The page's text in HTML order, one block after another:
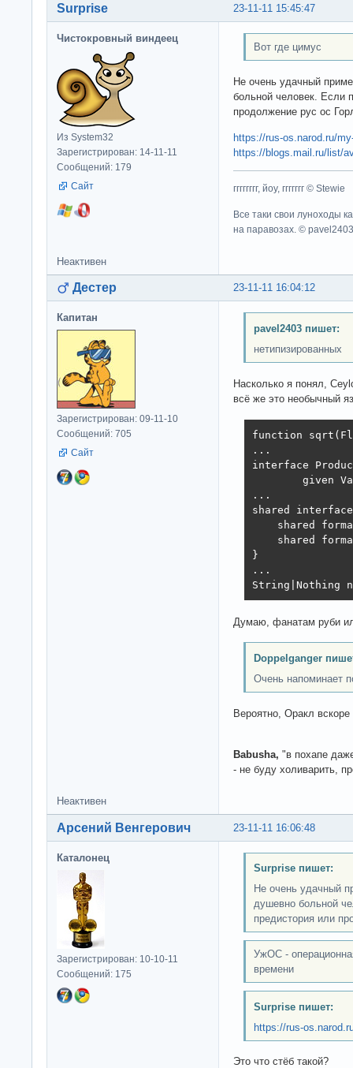
23-11-11 15:45:47
Surprise
Чистокровный виндеец
Из System32
Зарегистрирован: 14-11-11
Сообщений: 179
Сайт
Вот где цимус
Не очень удачный
больной человек. Если
продолжение рус ос
https://rus-os.narod.ru/
https://blogs.mail.ru/list/
гггггггг, йоу, ггггггг © Stewie
Все таки свои луноходы
на паравозах. © pavel2403
Неактивен
23-11-11 16:04:12
Дестер
Капитан
Зарегистрирован: 09-11-10
Сообщений: 705
Сайт
pavel2403 пишет:
нетипизированных
Насколько я понял,
всё же это необычный
function
...
interface
given
...
shared
shared
shared
}
...
String|Nothing
Думаю, фанатам руби
Doppelganger
Очень напоминает
Вероятно, Оракл
Babusha, "в похапе
- не буду холиварить,
Неактивен
23-11-11 16:06:48
Арсений Венгерович
Каталонец
Зарегистрирован: 10-10-11
Сообщений: 175
Surprise пишет:
Не очень удачный
душевно больной
предистория или
УжОС -
времени
Surprise пишет:
https://rus-
Это что стёб такой?